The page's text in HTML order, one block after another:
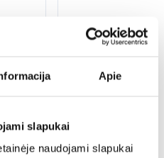
Apie
slapukai
naudojami slapukai